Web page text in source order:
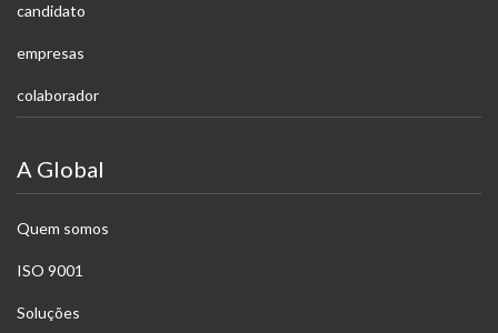
candidato
empresas
colaborador
A Global
Quem somos
ISO 9001
Soluções